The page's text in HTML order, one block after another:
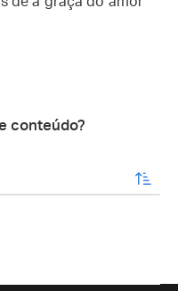
conteúdo?
enviar